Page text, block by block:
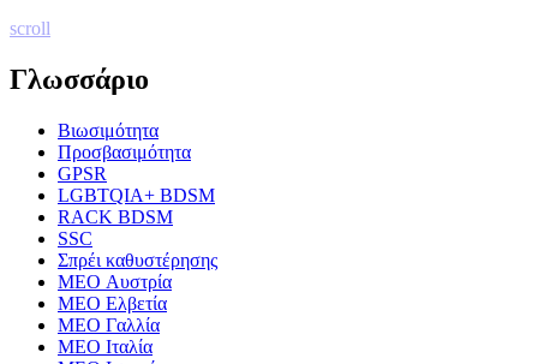
scroll
Γλωσσάριο
Βιωσιμότητα
Προσβασιμότητα
GPSR
LGBTQIA+ BDSM
RACK BDSM
SSC
Σπρέι καθυστέρησης
MEO Αυστρία
MEO Ελβετία
MEO Γαλλία
MEO Ιταλία